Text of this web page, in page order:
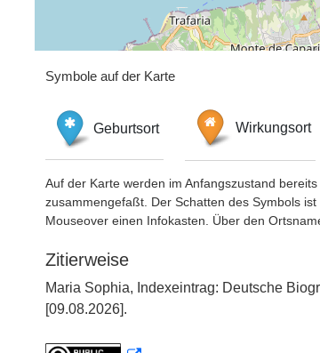
Symbole auf der Karte
Geburtsort Wirkungsort
Auf der Karte werden im Anfangszustand
zusammengefaßt. Der Schatten des Symbols
Mouseover einen Infokasten. Über den
Zitierweise
Maria Sophia, Indexeintrag: Deutsche
[09.08.2026].